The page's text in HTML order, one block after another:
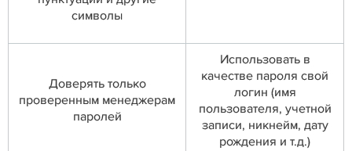
символы
Доверять только
проверенным менеджерам
паролей
Использовать в
качестве пароля свой
логин (имя
пользователя, учетной
записи, никнейм, дату
рождения и т.д.)